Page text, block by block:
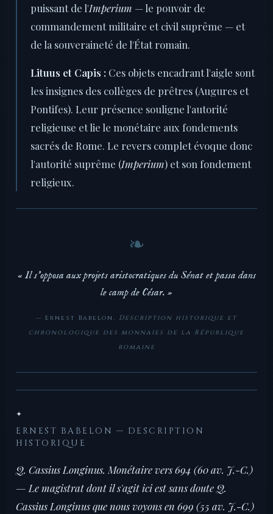
puissant de l'Imperium — le pouvoir de
commandement militaire et civil suprême — et
de la souveraineté de l'État romain.
Lituus et Capis : Ces objets encadrant l'aigle sont
les insignes des collèges de prêtres (Augures et
Pontifes). Leur présence souligne l'autorité
religieuse et lie le monétaire aux fondements
sacrés de Rome. Le revers complet évoque donc
l'autorité suprême (Imperium) et son fondement
religieux.
« Il s'opposa aux projets aristocratiques du Sénat et passa dans
le camp de César. »
— Ernest Babelon, Description historique et
chronologique des monnaies de la République
romaine
✦
ERNEST BABELON — DESCRIPTION
HISTORIQUE
Q. Cassius Longinus. Monétaire vers 694 (60 av. J.-C.)
— Le magistrat dont il s'agit ici est sans doute Q.
Cassius Longinus que nous voyons en 699 (55 av. J.-C.)